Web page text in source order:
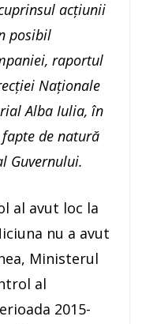
acțiunii
posibil
raportul
Naționale
Alba Iulia, în
de natură
Guvernului.
al avut loc la
nu a avut
Ministerul
al
2015-